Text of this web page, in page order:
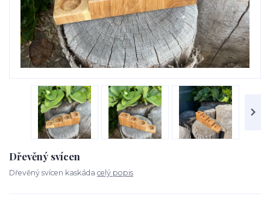
Dřevěný svícen
Dřevěný svícen kaskáda celý popis